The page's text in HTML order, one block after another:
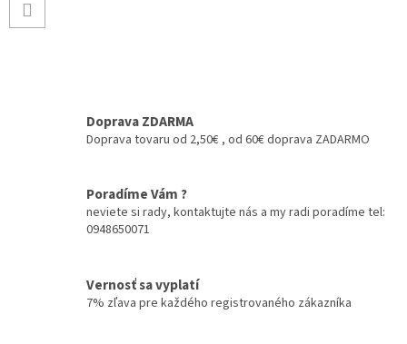
Doprava ZDARMA
Doprava tovaru od 2,50€ , od 60€ doprava ZADARMO
Poradíme Vám ?
neviete si rady, kontaktujte nás a my radi poradíme tel:
0948650071
Vernosť sa vyplatí
7% zľava pre každého registrovaného zákazníka